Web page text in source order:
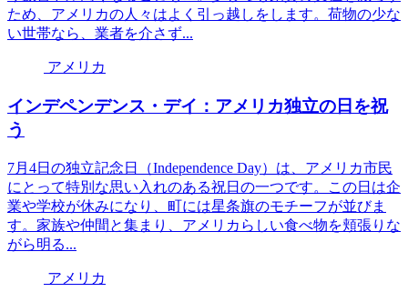
ため、アメリカの人々はよく引っ越しをします。荷物の少な
い世帯なら、業者を介さず...
アメリカ
インデペンデンス・デイ：アメリカ独立の日を祝
う
7月4日の独立記念日（Independence Day）は、アメリカ市民
にとって特別な思い入れのある祝日の一つです。この日は企
業や学校が休みになり、町には星条旗のモチーフが並びま
す。家族や仲間と集まり、アメリカらしい食べ物を頬張りな
がら明る...
アメリカ